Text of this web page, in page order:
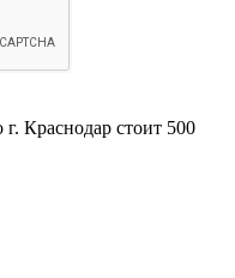
г. Краснодар стоит 500